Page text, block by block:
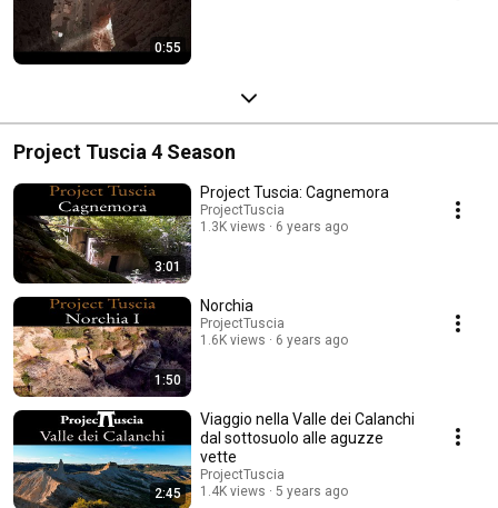
0:55
Project Tuscia 4 Season
3:01
Project Tuscia: Cagnemora
ProjectTuscia
1.3K views
6 years ago
1:50
Norchia
ProjectTuscia
1.6K views
6 years ago
2:45
Viaggio nella Valle dei Calanchi
dal sottosuolo alle aguzze
vette
ProjectTuscia
1.4K views
5 years ago